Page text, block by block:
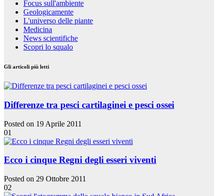
Focus sull'ambiente
Geologicamente
L'universo delle piante
Medicina
News scientifiche
Scopri lo squalo
Gli articoli più letti
Differenze tra pesci cartilaginei e pesci ossei
Posted on 19 Aprile 2011
01
Ecco i cinque Regni degli esseri viventi
Posted on 29 Ottobre 2011
02